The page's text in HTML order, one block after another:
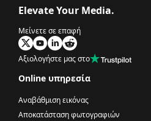
Elevate Your Media.
Μείνετε σε επαφή
Αξιολογήστε μας στο
Online υπηρεσία
Αναβάθμιση εικόνας
Αποκατάσταση φωτογραφιών